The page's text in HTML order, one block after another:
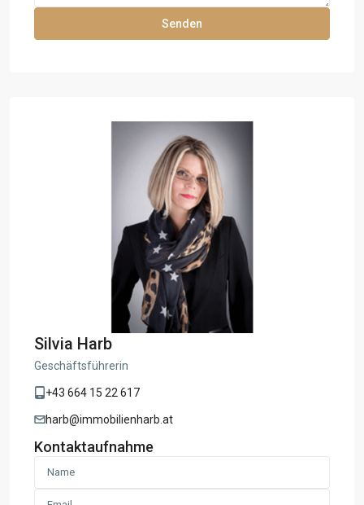
Silvia Harb
Geschäftsführerin
+43 664 15 22 617
harb@immobilienharb.at
Kontaktaufnahme